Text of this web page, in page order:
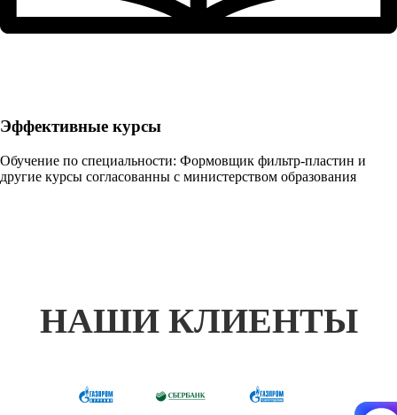
Эффективные курсы
Обучение по специальности: Формовщик фильтр-пластин и
другие курсы согласованны с министерством образования
НАШИ КЛИЕНТЫ